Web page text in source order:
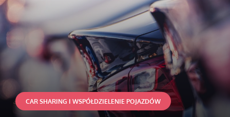
CAR SHARING I WSPÓŁDZIELENIE POJAZDÓW